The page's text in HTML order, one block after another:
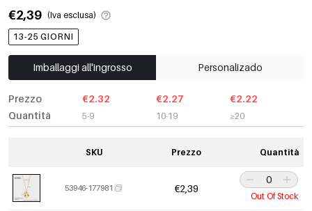
€2,39 (Iva esclusa)
13-25 GIORNI
Imballaggi all'ingrosso Personalizado
Prezzo
Quantità
€2.32
5-9
€2.27
10-19
€2.22
≥20
SKU Prezzo Quantità
53946-177981 €2,39
Out Of Stock